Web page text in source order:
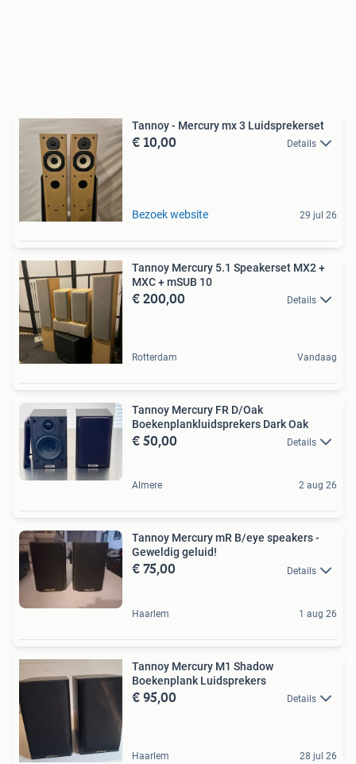
Tannoy - Mercury mx 3 Luidsprekerset
€ 10,00 Details
Bezoek website 29 jul 26
Tannoy Mercury 5.1 Speakerset MX2 +
MXC + mSUB 10
€ 200,00 Details
Rotterdam Vandaag
Tannoy Mercury FR D/Oak
Boekenplankluidsprekers Dark Oak
€ 50,00 Details
Almere 2 aug 26
Tannoy Mercury mR B/eye speakers -
Geweldig geluid!
€ 75,00 Details
Haarlem 1 aug 26
Tannoy Mercury M1 Shadow
Boekenplank Luidsprekers
€ 95,00 Details
Haarlem 28 jul 26